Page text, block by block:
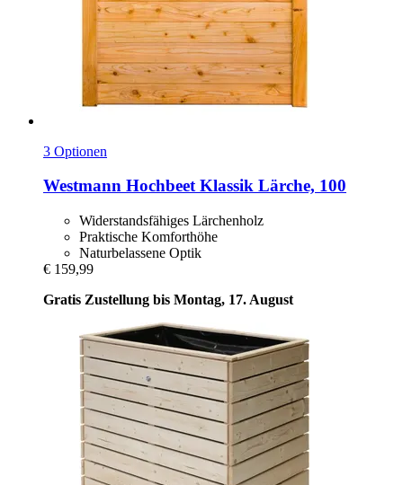
3 Optionen
Westmann Hochbeet Klassik Lärche, 100
Widerstandsfähiges Lärchenholz
Praktische Komforthöhe
Naturbelassene Optik
€ 159,99
Gratis Zustellung bis Montag, 17. August